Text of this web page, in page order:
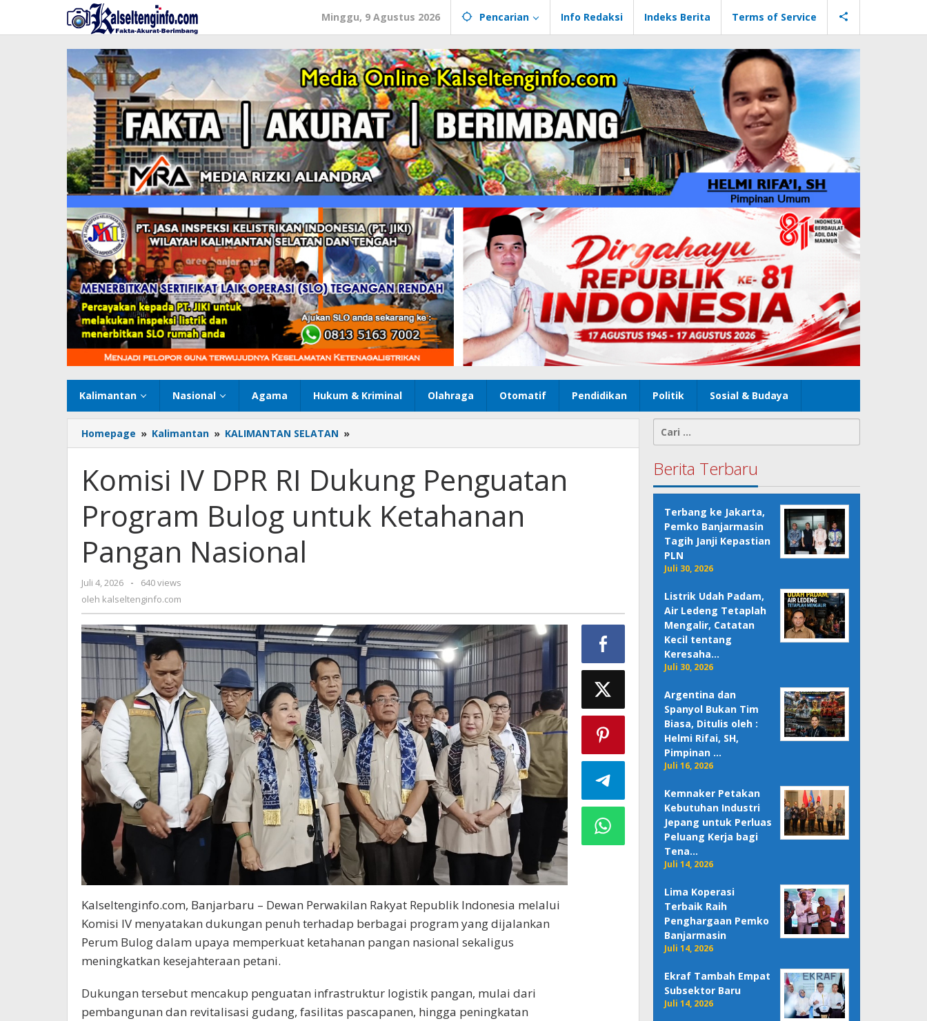
konten
Minggu, 9 Agustus 2026 Pencarian Info Redaksi Indeks Berita Terms of Service
Kalimantan Nasional Agama Hukum & Kriminal Olahraga Otomatif Pendidikan Politik Sosial & Budaya
Homepage » Kalimantan » KALIMANTAN SELATAN »
IV
RI
Dukung
Penguatan
Program
Komisi IV DPR RI Dukung Penguatan
Program Bulog untuk Ketahanan
Pangan Nasional
Juli 4, 2026
oleh
kalseltenginfo.com
-
640 views
oleh kalseltenginfo.com
Kalseltenginfo.com, Banjarbaru – Dewan Perwakilan Rakyat Republik Indonesia melalui
Komisi IV menyatakan dukungan penuh terhadap berbagai program yang dijalankan
Perum Bulog dalam upaya memperkuat ketahanan pangan nasional sekaligus
meningkatkan kesejahteraan petani.
Dukungan tersebut mencakup penguatan infrastruktur logistik pangan, mulai dari
pembangunan dan revitalisasi gudang, fasilitas pascapanen, hingga peningkatan
untuk:
Berita Terbaru
Terbang ke Jakarta,
Pemko Banjarmasin
Tagih Janji Kepastian
PLN
Juli 30, 2026
Listrik Udah Padam,
Air Ledeng Tetaplah
Mengalir, Catatan
Kecil tentang
Keresaha…
Juli 30, 2026
Argentina dan
Spanyol Bukan Tim
Biasa, Ditulis oleh :
Helmi Rifai, SH,
Pimpinan …
Juli 16, 2026
Kemnaker Petakan
Kebutuhan Industri
Jepang untuk Perluas
Peluang Kerja bagi
Tena…
Juli 14, 2026
Lima Koperasi
Terbaik Raih
Penghargaan Pemko
Banjarmasin
Juli 14, 2026
Ekraf Tambah Empat
Subsektor Baru
Juli 14, 2026